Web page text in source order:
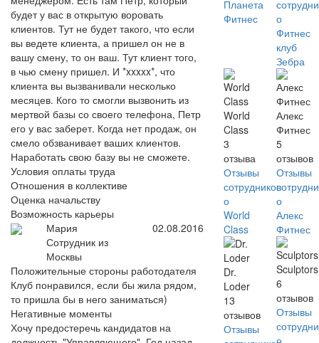
будет у вас в открытую воровать
клиентов. Тут не будет такого, что если
вы ведете клиента, а пришел он не в
вашу смену, то он ваш. Тут клиент того,
в чью смену пришел. И *xxxxx*, что
клиента вы вызванивали несколько
месяцев. Кого то смогли вызвонить из
мертвой базы со своего телефона, Петр
его у вас заберет. Когда нет продаж, он
смело обзванивает ваших клиентов.
Наработать свою базу вы не сможете.
Условия оплаты труда
Отношения в коллективе
Оценка начальству
Возможность карьеры
Мария
Сотрудник из
Москвы
02.08.2016
Положительные стороны работодателя
Клуб понравился, если бы жила рядом,
то пришла бы в него заниматься)
Негативные моменты
Хочу предостеречь кандидатов на
Планета
Фитнес
о
Фитнес
клуб
Зебра
World
Class
3
отзыва
Отзывы
сотрудников
о
World
Class
Алекс
Фитнес
5
отзывов
Отзывы
о
Алекс
Фитнес
Dr.
Loder
13
отзывов
Отзывы
Sculptors
6
отзывов
Отзывы
о